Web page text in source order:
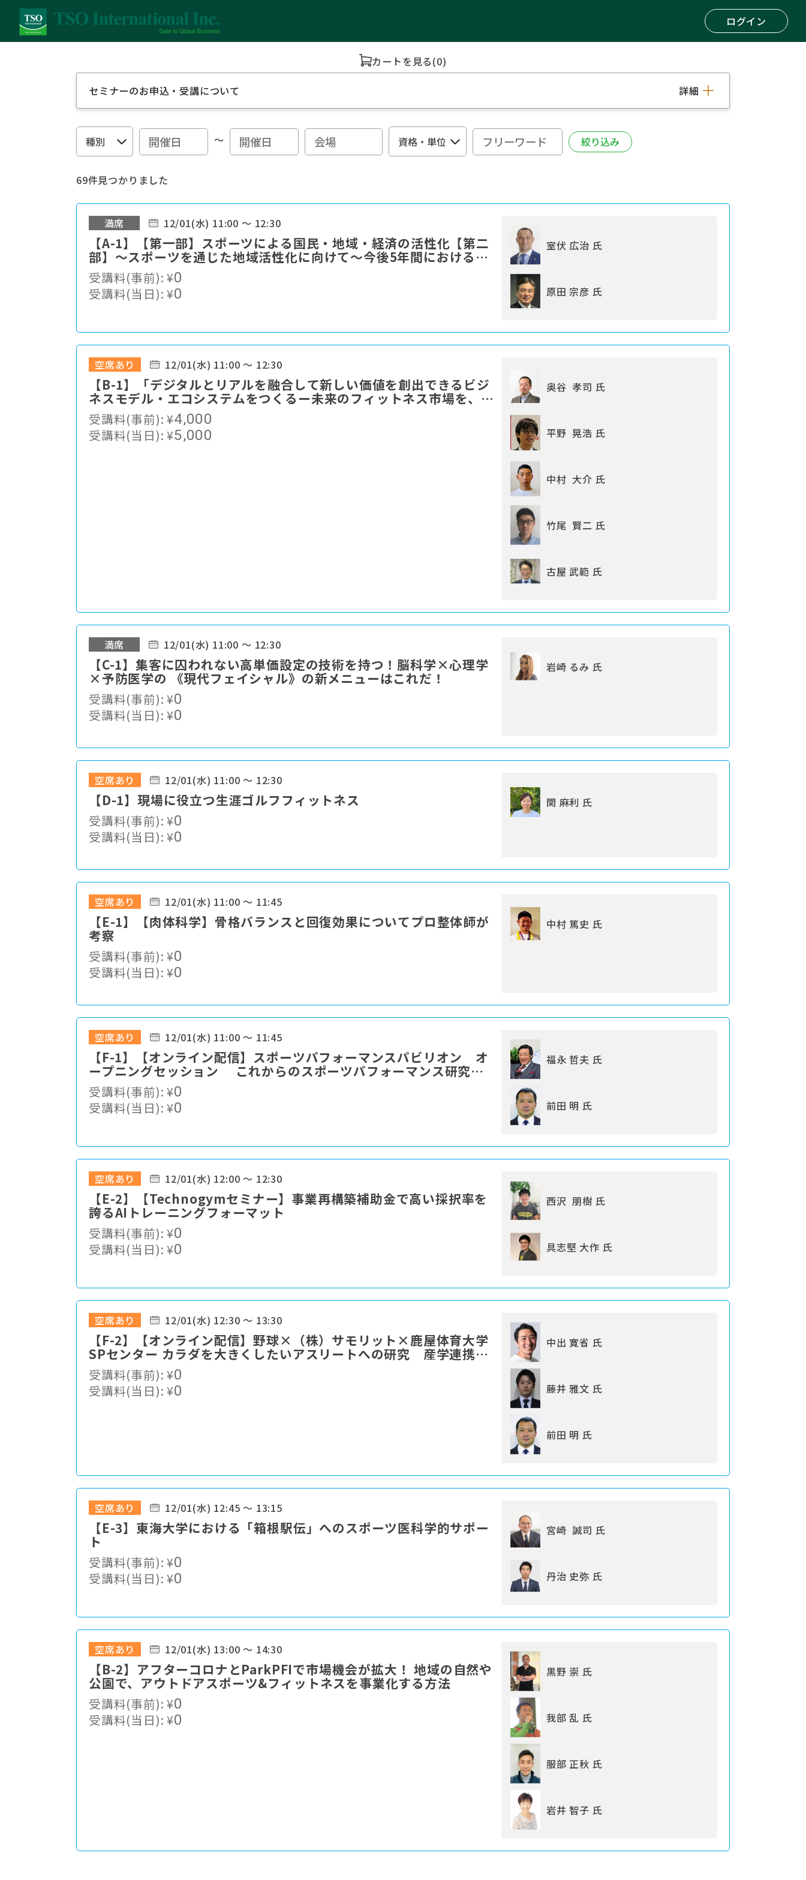
ログイン
カートを見る(0)
セミナーのお申込・受講について 詳細
～
69件見つかりました
満席 12/01(水) 11:00 ～ 12:30
【A-1】【第一部】スポーツによる国民・地域・経済の活性化【第二
部】～スポーツを通じた地域活性化に向けて～今後5年間における地
域スポーツ振興の展望
受講料(事前):¥0
受講料(当日):¥0
室伏 広治 氏
原田 宗彦 氏
空席あり 12/01(水) 11:00 ～ 12:30
【B-1】「デジタルとリアルを融合して新しい価値を創出できるビジ
ネスモデル・エコシステムをつくるー未来のフィットネス市場を、み
んなで、もっと明るく楽しいものにするために」
受講料(事前):¥4,000
受講料(当日):¥5,000
奥谷 孝司 氏
平野 晃浩 氏
中村 大介 氏
竹尾 賢二 氏
古屋 武範 氏
満席 12/01(水) 11:00 ～ 12:30
【C-1】集客に囚われない高単価設定の技術を持つ！脳科学×心理学
×予防医学の 《現代フェイシャル》の新メニューはこれだ！
受講料(事前):¥0
受講料(当日):¥0
岩崎 るみ 氏
空席あり 12/01(水) 11:00 ～ 12:30
【D-1】現場に役立つ生涯ゴルフフィットネス
受講料(事前):¥0
受講料(当日):¥0
関 麻利 氏
空席あり 12/01(水) 11:00 ～ 11:45
【E-1】【肉体科学】骨格バランスと回復効果についてプロ整体師が
考察
受講料(事前):¥0
受講料(当日):¥0
中村 篤史 氏
空席あり 12/01(水) 11:00 ～ 11:45
【F-1】【オンライン配信】スポーツパフォーマンスパビリオン オ
ープニングセッション これからのスポーツパフォーマンス研究を
語る
受講料(事前):¥0
受講料(当日):¥0
福永 哲夫 氏
前田 明 氏
空席あり 12/01(水) 12:00 ～ 12:30
【E-2】【Technogymセミナー】事業再構築補助金で高い採択率を
誇るAIトレーニングフォーマット
受講料(事前):¥0
受講料(当日):¥0
西沢 朋樹 氏
具志堅 大作 氏
空席あり 12/01(水) 12:30 ～ 13:30
【F-2】【オンライン配信】野球×（株）サモリット×鹿屋体育大学
SPセンター カラダを大きくしたいアスリートへの研究 産学連携に
よるアーゼライトの効果検証
受講料(事前):¥0
受講料(当日):¥0
中出 寛省 氏
藤井 雅文 氏
前田 明 氏
空席あり 12/01(水) 12:45 ～ 13:15
【E-3】東海大学における「箱根駅伝」へのスポーツ医科学的サポー
ト
受講料(事前):¥0
受講料(当日):¥0
宮崎 誠司 氏
丹治 史弥 氏
空席あり 12/01(水) 13:00 ～ 14:30
【B-2】アフターコロナとParkPFIで市場機会が拡大！ 地域の自然や
公園で、アウトドアスポーツ&フィットネスを事業化する方法
受講料(事前):¥0
受講料(当日):¥0
黒野 崇 氏
我部 乱 氏
服部 正秋 氏
岩井 智子 氏